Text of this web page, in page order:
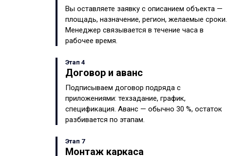
Вы оставляете заявку с описанием объекта —
площадь, назначение, регион, желаемые сроки.
Менеджер связывается в течение часа в
рабочее время.
Этап 4
Договор и аванс
Подписываем договор подряда с
приложениями: техзадание, график,
спецификация. Аванс — обычно 30 %, остаток
разбивается по этапам.
Этап 7
Монтаж каркаса